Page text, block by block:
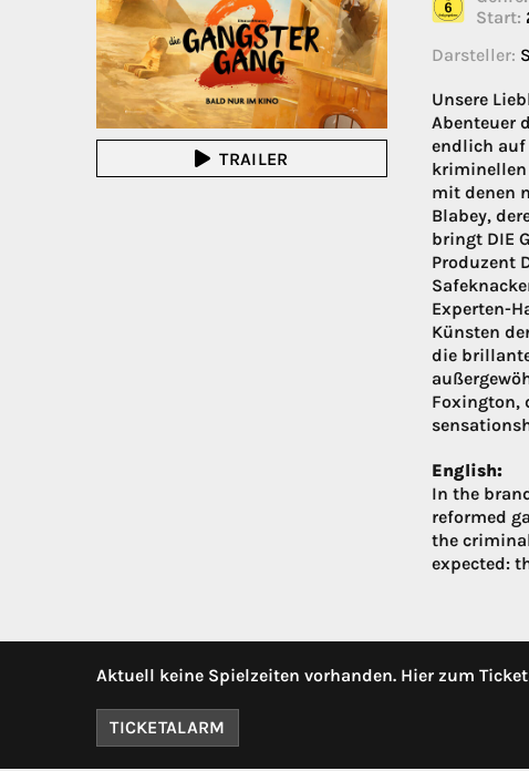
TRAILER
Start:
Darsteller:
Unsere
Abenteuer
endlich auf
kriminellen
mit denen
Blabey,
bringt DIE
Produzent
Experten-
Künsten
die
Foxington,
English:
In the
reformed
the
expected:
Aktuell keine Spielzeiten vorhanden. Hier zum
TICKETALARM